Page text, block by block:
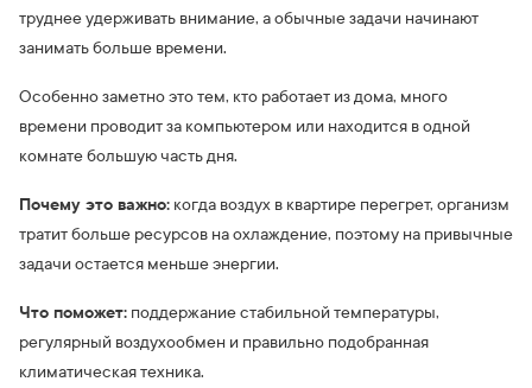
труднее удерживать внимание, а обычные задачи начинают
занимать больше времени.
Особенно заметно это тем, кто работает из дома, много
времени проводит за компьютером или находится в одной
комнате большую часть дня.
Почему это важно: когда воздух в квартире перегрет, организм
тратит больше ресурсов на охлаждение, поэтому на привычные
задачи остается меньше энергии.
Что поможет: поддержание стабильной температуры,
регулярный воздухообмен и правильно подобранная
климатическая техника.